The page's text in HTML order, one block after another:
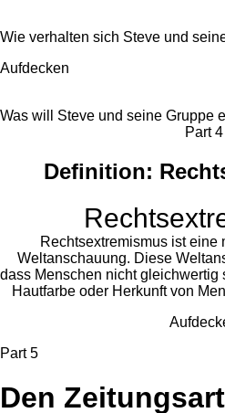
Wie verhalten sich Steve und
Aufdecken
Was will Steve und seine Gruppe
Part 4
Definition:
Rechtsextremismus ist eine
Weltanschauung. Diese
dass Menschen nicht gleichwertig
Hautfarbe oder Herkunft von
Part 5
Den